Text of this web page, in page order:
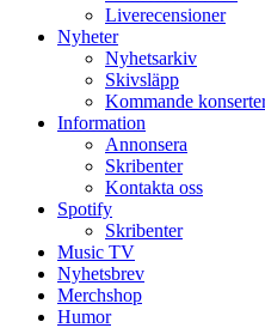
Liverecensioner
Nyheter
Nyhetsarkiv
Skivsläpp
Kommande
Information
Annonsera
Skribenter
Kontakta oss
Spotify
Skribenter
Music TV
Nyhetsbrev
Merchshop
Humor